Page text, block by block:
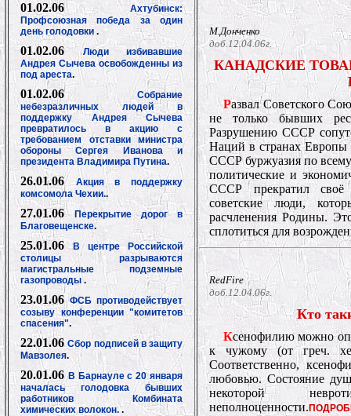
01.02.06Ахтубинск:
Профсоюзная победа за один
день голодовки .
01.02.06Люди избивавшие
Андрея Сычева освобожденны из
под ареста.
01.02.06Собрание
небезразличных людей в
поддержку Андрея Сычева
превратилось в акцию с
требованием отставки министра
обороны Сергея Иванова и
президента Владимира Путина.
26.01.06
Акция в поддержку
комсомола Чехии..
27.01.06Перекрытие дорог в
Благовещенске.
25.01.06В центре Российской
столицы разрываются
магистральные подземные
газопроводы.
23.01.06ФСБ противодействует
созыву конференции "комитетов
спасения".
22.01.06Сбор подписей в защиту
Мавзолея.
20.01.06В Барнауле с 20 января
началась голодовка бывших
работников Комбината
химических волокон..
М.Донченко
доб.12.04.06г.
КАНАДСКИЕ
Развал Советского
не только бывших
Разрушению СССР
Наций в странах Европы
СССР буржуазия по всему
политические и
СССР прекратил своё
советские люди,
расчленения Родины.
сплотиться для
RedFire
доб.12.04.06г.
Кто
Ксенофилию можно
к чужому (от греч.
Соответственно,
любовью. Состояние
некоторой
неполноценности.